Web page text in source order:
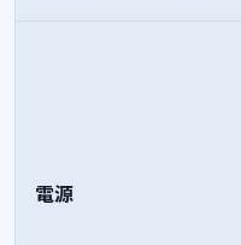
電源